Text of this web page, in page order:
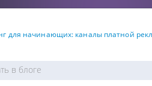
для начинающих: каналы платной